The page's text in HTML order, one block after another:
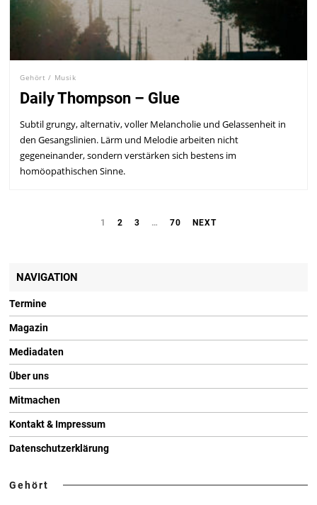
Gehört / Musik
Daily Thompson – Glue
Subtil grungy, alternativ, voller Melancholie und Gelassenheit in
den Gesangslinien. Lärm und Melodie arbeiten nicht
gegeneinander, sondern verstärken sich bestens im
homöopathischen Sinne.
1 2 3 … 70 NEXT
NAVIGATION
Termine
Magazin
Mediadaten
Über uns
Mitmachen
Kontakt & Impressum
Datenschutzerklärung
Gehört